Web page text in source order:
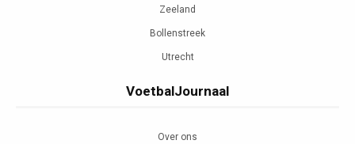
Zeeland
Bollenstreek
Utrecht
VoetbalJournaal
Over ons